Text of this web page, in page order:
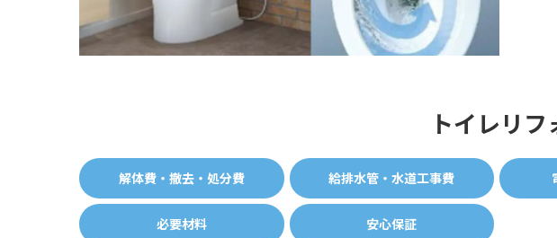
トイレリ
解体費・撤去・処分費 給排水管・水道工事費
必要材料 安心保証